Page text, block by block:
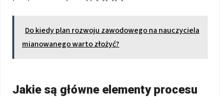
Do kiedy plan rozwoju zawodowego na nauczyciela
mianowanego warto złożyć?
Jakie są główne elementy procesu